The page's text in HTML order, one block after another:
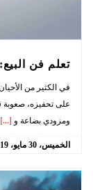
تعلم فن
في الكثير من
على تحفيزه،
ومزودي بضاعة و [...]
الخميس، 30 مايو،